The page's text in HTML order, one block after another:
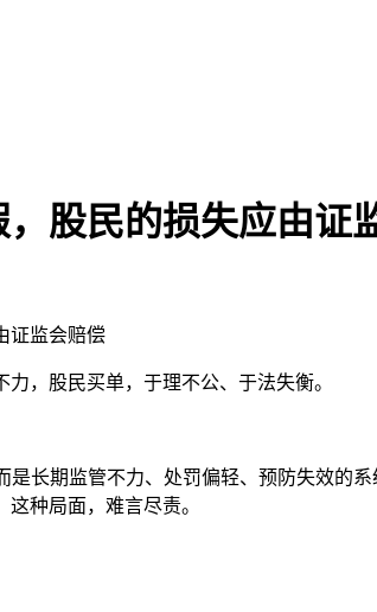
股民的损失应由证
证监会赔偿
，股民买单，于理不公、于法失衡。
长期监管不力、处罚偏轻、预防失效的
种局面，难言尽责。